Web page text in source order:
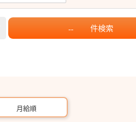
-- 件検索
月給順